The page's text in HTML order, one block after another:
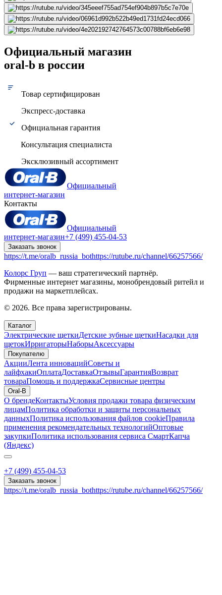
Официальный магазин
oral-b в россии
Товар сертифицирован
Экспресс-доставка
Официальная гарантия
Консультация специалиста
Эксклюзивный ассортимент
Официальный
интернет-магазин
Контакты
Официальный
интернет-магазин+7 (499) 455-04-53
Заказать звонок
https://t.me/oralb_russia_bothttps://rutube.ru/channel/66257566/
Колорс Груп — ваш стратегический партнёр.
Фирменные интернет магазины, монобрендовый ритейл и
продажи на маркетплейсах.
© 2026. Все права зарегистрированы.
Каталог
Электрические щеткиДетские зубные щеткиНасадки для
щетокИрригаторыНаборыАксессуары
Покупателю
АкцииЛента инновацийСоветы и
лайфхакиОплатаДоставкаОтзывыГарантияВозврат
товараПомощь и поддержкаСервисные центры
Oral-B
О брендеКонтактыУсловия продажи товара физическим
лицамПолитика обработки и защиты персональных
данныхПолитика использования файлов cookieПравила
применения рекомендательных технологийОптовые
закупкиПолитика использования сервиса СмартКапча
(Яндекс)
+7 (499) 455-04-53
Заказать звонок
https://t.me/oralb_russia_bothttps://rutube.ru/channel/66257566/